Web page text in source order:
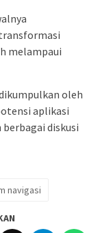
melampaui
oleh
aplikasi
diskusi
navigasi